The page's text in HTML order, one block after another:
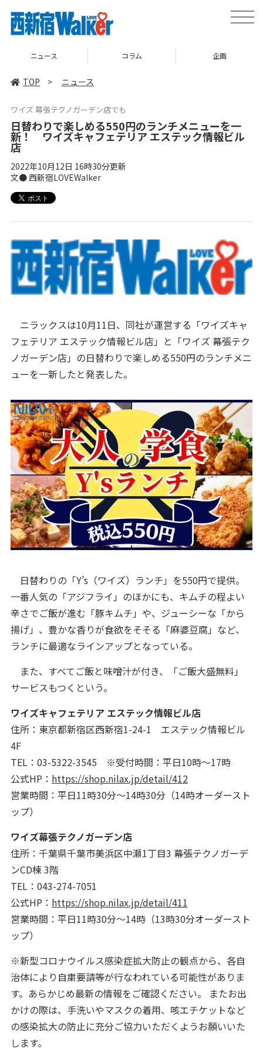
toggle
ニュース コラム 企画
TOP > ニュース
ワイズ 幕張テクノガーデン店でも
日替わりで楽しめる550円のランチメニューを一
新！ ワイズキャフェテリア エステック情報ビル
店
2022年10月12日 16時30分更新
文● 西新宿LOVEWalker
ニラックスは10月11日、同社が運営する「ワイズキャ
フェテリア エステック情報ビル店」と「ワイズ 幕張テク
ノガーデン店」の日替わりで楽しめる550円のランチメニ
ューを一新したと発表した。
日替わりの「Y’s（ワイズ）ランチ」を550円で提供。
一番人気の「アジフライ」のほかにも、キムチの程よい
辛さでご飯が進む「豚キムチ」や、ジューシーな「から
揚げ」、豊かな香りが食欲をそそる「麻婆豆腐」など、
ランチに最適なラインアップとなっている。
また、すべてご飯と味噌汁が付き、「ご飯大盛無料」
サービスもつくという。
ワイズキャフェテリア エステック情報ビル店
住所：東京都新宿区西新宿1-24-1 エステック情報ビル
4F
TEL：03-5322-3545 ※受付時間：平日10時～17時
公式HP： https://shop.nilax.jp/detail/412
営業時間：平日11時30分～14時30分（14時オーダースト
ップ）
ワイズ幕張テクノガーデン店
住所：千葉県千葉市美浜区中瀬1丁目3 幕張テクノガーデ
ンCD棟 3階
TEL：043-274-7051
公式HP： https://shop.nilax.jp/detail/411
営業時間：平日11時30分～14時（13時30分オーダースト
ップ）
※新型コロナウイルス感染症拡大防止の観点から、各自
治体により自粛要請等が行なわれている可能性がありま
す。あらかじめ最新の情報をご確認ください。 またお出
かけの際は、手洗いやマスクの着用、咳エチケットなど
の感染拡大の防止に充分ご協力いただくようお願いいた
します。